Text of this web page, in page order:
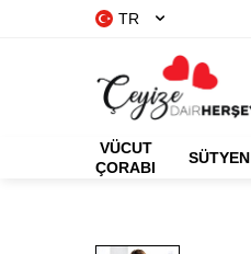
TR
VÜCUT
ÇORABI
SÜTYEN